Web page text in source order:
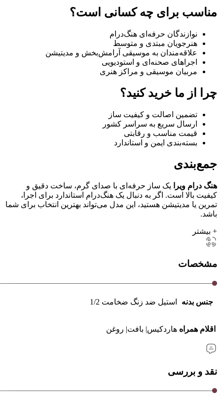
مناسب برای چه کسانی است؟
نوازندگان حرفه‌ای هنگ‌درام
هنرجویان مبتدی و متوسط
علاقه‌مندان به موسیقی آرامش‌بخش و مدیتیشن
اجراهای صحنه‌ای و استودیویی
مربیان موسیقی و مراکز هنری
چرا از ما خرید کنید؟
تضمین اصالت و کیفیت ساز
ارسال سریع به سراسر کشور
قیمت مناسب و رقابتی
بسته‌بندی ایمن و استاندارد
جمع‌بندی
هنگ درام ویرا
یک ساز حرفه‌ای با صدای گرم، ساخت دقیق و
کیفیت بالا است. اگر به دنبال یک هنگ‌درام استاندارد برای اجرا،
تمرین یا مدیتیشن هستید، این مدل می‌تواند بهترین انتخاب برای شما
باشد.
+ بیشتر
مشخصات
جنس بدنه استیل ضد زنگ ضخامت 1/2
اقلام همراه هاردکیس| بافت| روغن
نقد و بررسی